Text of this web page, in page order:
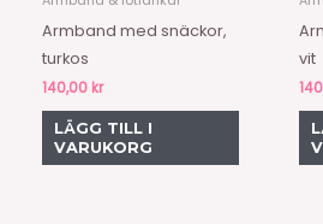
Armband med snäckor,
turkos
140,00 kr
LÄGG TILL I
VARUKORG
vit